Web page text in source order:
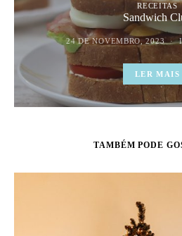
RECEITAS
Sandwich
24 DE NOVEMBRO, 2023
LER MAIS
TAMBÉM PODE